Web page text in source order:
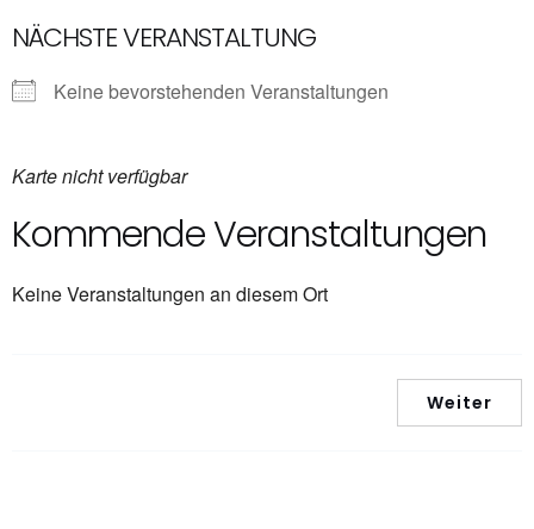
NÄCHSTE VERANSTALTUNG
Keine bevorstehenden Veranstaltungen
Karte nicht verfügbar
Kommende Veranstaltungen
Keine Veranstaltungen an diesem Ort
Weiter